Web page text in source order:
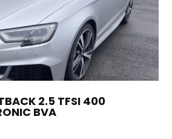
2.5 TFSI 400
BVA